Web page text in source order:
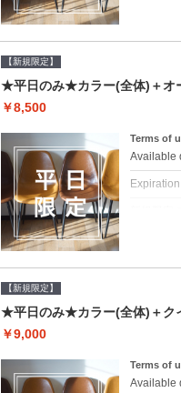
をご提案
【新規限定】
★平日のみ★カラー(全体)＋オ
￥8,500
Terms of
Available
Expiration
新規限
をご提案
【新規限定】
★平日のみ★カラー(全体)＋ク
￥9,000
Terms of
Available